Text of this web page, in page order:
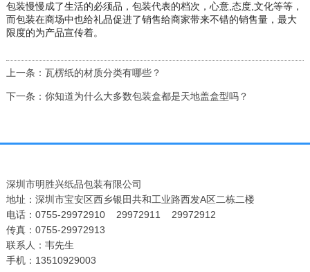
包装慢慢成了生活的必须品，包装代表的档次，心意,态度,文化等等，
而包装在商场中也给礼品促进了销售给商家带来不错的销售量，最大
限度的为产品宣传着。
上一条：瓦楞纸的材质分类有哪些？
下一条：你知道为什么大多数包装盒都是天地盖盒型吗？
深圳市明胜兴纸品包装有限公司
地址：深圳市宝安区西乡银田共和工业路西发A区二栋二楼
电话：0755-29972910 29972911 29972912
传真：0755-29972913
联系人：韦先生
手机：13510929003